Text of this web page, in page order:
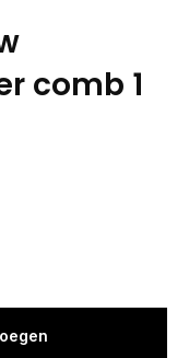
comb 1